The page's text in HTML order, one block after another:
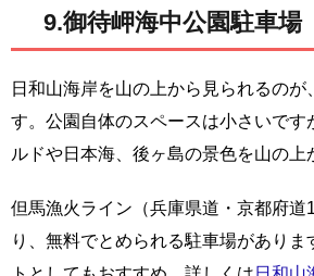
9.御待岬海中公園駐車場
日和山海岸を山の上から見られるの
す。公園自体のスペースは小さいです
ルドや日本海、後ヶ島の景色を山の上
但馬漁火ライン（兵庫県道・京都府道
り、無料でとめられる駐車場がありま